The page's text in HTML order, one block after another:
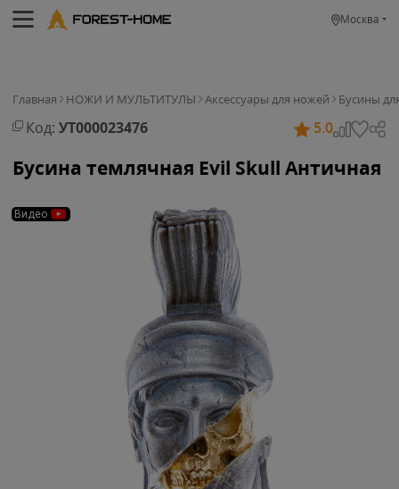
Москва
Главная НОЖИ И МУЛЬТИТУЛЫ Аксессуары для ножей Бусины
Код: УТ000023476 5.0
Бусина темлячная Evil Skull Античная
Видео